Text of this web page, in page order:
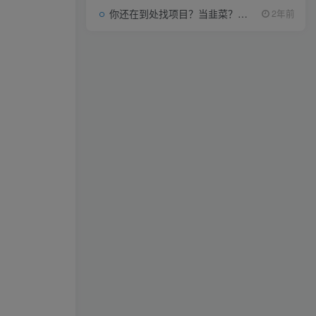
你还在到处找项目？当韭菜？我靠项目资源网也能月如过万。 2年前